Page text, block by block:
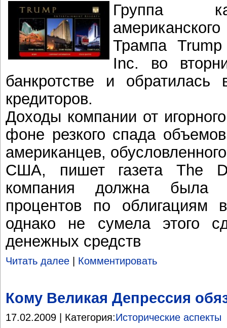
Группа
Трампа
Inc. во
банкротстве и
кредиторов.
Доходы компании от
фоне резкого спада
американцев,
США, пишет газета The
компания должна была
процентов по
однако не сумела этого
денежных средств
Читать далее Комментировать
Кому Великая Депрессия
17.02.2009 | Категория:Исторические аспекты